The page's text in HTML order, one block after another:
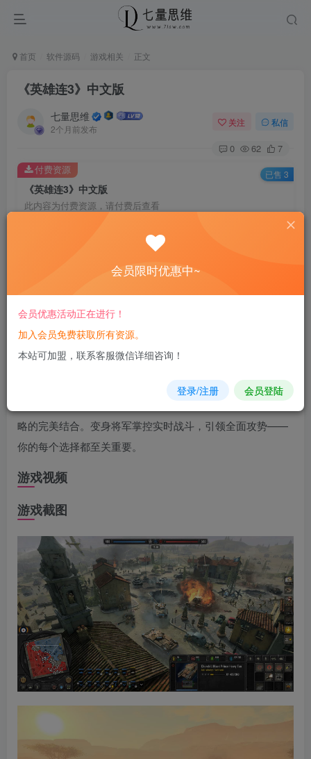
首页 软件源码 游戏相关 正文
《英雄连3》中文版
七量思维
2个月前发布
关注 私信
0 62 7
《英雄连3》中文版
此内容为付费资源，请付费后查看
6.6
您当前未登录！建议登陆后购买，可保存购买订单
付费资源 已售 3
传奇战术系列游戏再度回归！《英雄连3》是动作、战术与战
略的完美结合。变身将军掌控实时战斗，引领全面攻势——
你的每个选择都至关重要。
游戏视频
游戏截图
会员限时优惠中~
会员优惠活动正在进行！
加入会员免费获取所有资源。
本站可加盟，联系客服微信详细咨询！
登录/注册 会员登陆